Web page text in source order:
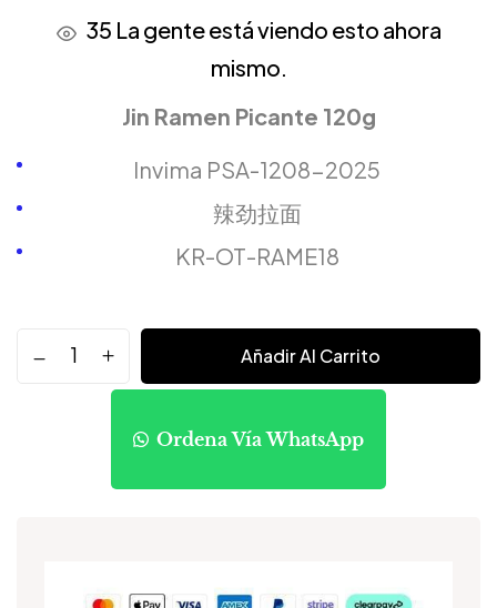
35 La gente está viendo esto ahora
mismo.
Jin Ramen Picante 120g
Invima PSA-1208-2025
辣劲拉面
KR-OT-RAME18
Añadir Al Carrito
Ordena Vía WhatsApp